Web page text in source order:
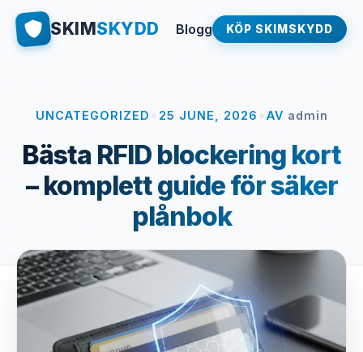
SKIMSKYDD Blogg KÖP SKIMSKYDD
UNCATEGORIZED 25 JUNE, 2026 AV admin
Bästa RFID blockering kort
– komplett guide för säker
plånbok